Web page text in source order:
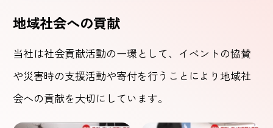
地域社会への貢献
当社は社会貢献活動の一環として、イベントの協賛
や災害時の支援活動や寄付を行うことにより地域社
会への貢献を大切にしています。